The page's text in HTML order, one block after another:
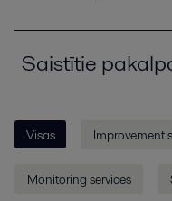
Saistītie
Visas Improvement
Monitoring services